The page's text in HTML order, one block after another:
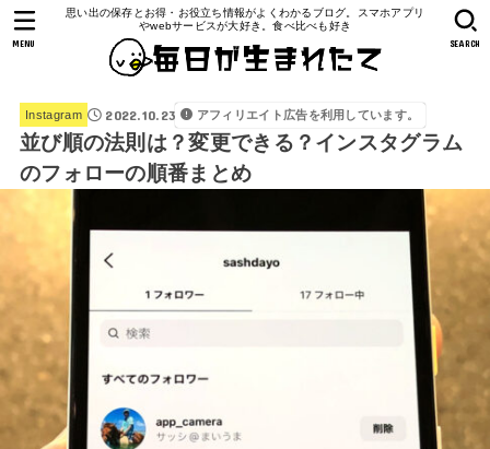
思い出の保存とお得・お役立ち情報がよくわかるブログ。スマホアプリ
やwebサービスが大好き。食べ比べも好き
SEARCH
MENU
Instagram 2022.10.23 アフィリエイト広告を利用しています。
並び順の法則は？変更できる？インスタグラム
のフォローの順番まとめ